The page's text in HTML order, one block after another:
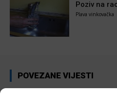
Poziv na
Plava vinkovačka
POVEZANE VIJESTI